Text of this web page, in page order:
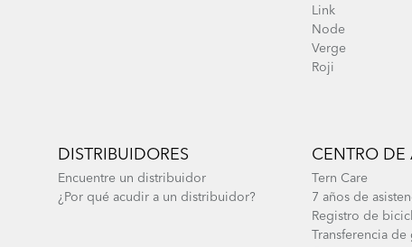
Link
Node
Verge
Roji
DISTRIBUIDORES
Encuentre un distribuidor
¿Por qué acudir a un distribuidor?
CENTRO DE
Tern Care
7 años de
Registro de
Transferencia de